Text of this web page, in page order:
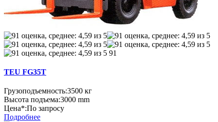
91
TEU FG35T
Грузоподъемность:3500 кг
Высота подъема:3000 mm
Цена*:По запросу
Подробнее